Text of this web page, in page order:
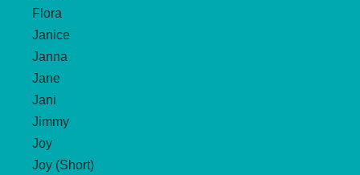
Flora
Janice
Janna
Jane
Jani
Jimmy
Joy
Joy (Short)